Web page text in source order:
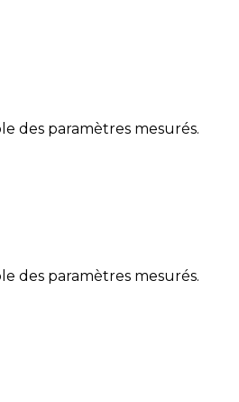
des paramètres mesurés.
des paramètres mesurés.